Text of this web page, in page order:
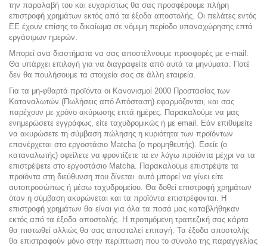
την παραλαβή του και ευχαρίστως θα σας προσφέρουμε πλήρη
επιστροφή χρημάτων εκτός από τα έξοδα αποστολής. Οι πελάτες εντός
ΕΕ έχουν επίσης το δικαίωμα σε νόμιμη περίοδο υπαναχώρησης επτά
εργάσιμων ημερών.
Μπορεί ανα διαστήματα να σας αποστέλνουμε προσφορές με e-mail.
Θα υπάρχει επιλογή για να διαγραφείτε από αυτά τα μηνύματα. Ποτέ
δεν θα πουλήσουμε τα στοιχεία σας σε άλλη εταιρεία.
Για τα μη-φθαρτά προϊόντα οι Κανονισμοί 2000 Προστασίας των
Καταναλωτών (Πωλήσεις από Απόσταση) εφαρμόζονται, και σας
παρέχουν με χρόνο ακύρωσης επτά ημέρες. Παρακαλούμε να μας
ενημερώσετε εγγράφως, είτε ταχυδρομικώς ή με email. Εάν επιθυμείτε
να ακυρώσετε τη σύμβαση πώλησης η κυριότητα των προϊόντων
επανέρχεται στο εργοστάσιο Matcha (ο προμηθευτής). Εσείε (ο
καταναλωτής) οφείλετε να φροντίζετε τα εν λόγω προϊόντα μέχρι να τα
επιστρέψετε στο εργοστάσιο Matcha. Παρακαλούμε επιστρέψτε τα
προϊόντα στη διεύθυνση που δίνεται αυτό μπορεί να γίνει είτε
αυτοπροσώπως ή μέσω ταχυδρομείου. Θα δοθεί επιστροφή χρημάτων
όταν η σύμβαση ακυρώνεται και τα προϊόντα επιστρέφονται. Η
επιστροφή χρημάτων θα είναι για όλα τα ποσά μας καταβλήθηκαν
εκτός από τα έξοδα αποστολής. Η προτιμόμενη τραπεζική σας κάρτα
θα πιστωθεί αλλιώς θα σας αποσταλεί επιταγή. Τα έξοδα αποστολής
θα επιστραφούν μόνο στην περίπτωση που το σύνολο της παραγγελίας